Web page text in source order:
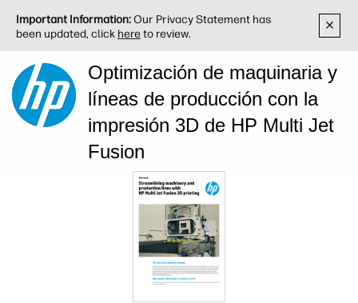
Important Information:Our Privacy Statement has
been updated, click hereto review.
Optimización de maquinaria y
líneas de producción con la
impresión 3D de HP Multi Jet
Fusion